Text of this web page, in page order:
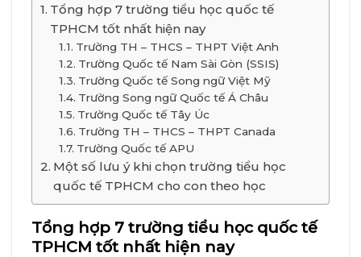
Tổng hợp 7 trường tiểu học quốc tế
TPHCM tốt nhất hiện nay
Trường TH – THCS – THPT Việt Anh
Trường Quốc tế Nam Sài Gòn (SSIS)
Trường Quốc tế Song ngữ Việt Mỹ
Trường Song ngữ Quốc tế Á Châu
Trường Quốc tế Tây Úc
Trường TH – THCS – THPT Canada
Trường Quốc tế APU
Một số lưu ý khi chọn trường tiểu học
quốc tế TPHCM cho con theo học
Tổng hợp 7 trường tiểu học quốc tế
TPHCM tốt nhất hiện nay